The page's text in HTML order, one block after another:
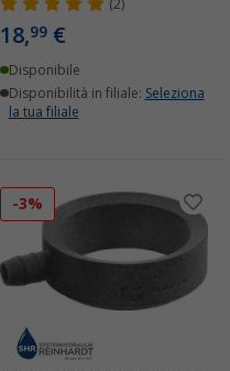
(2)
18,99 €
Disponibile
Disponibilità in filiale: Seleziona
la tua filiale
-3%